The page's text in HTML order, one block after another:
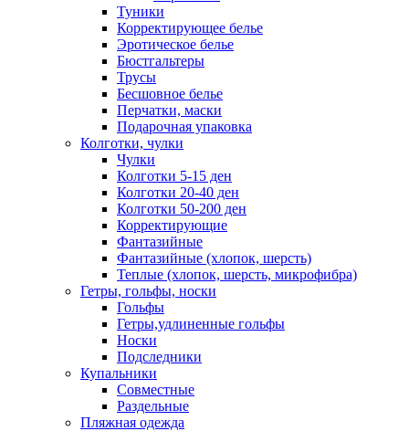
Туники
Корректирующее белье
Эротическое белье
Бюстгальтеры
Трусы
Бесшовное белье
Перчатки, маски
Подарочная упаковка
Колготки, чулки
Чулки
Колготки 5-15 ден
Колготки 20-40 ден
Колготки 50-200 ден
Корректирующие
Фантазийные
Фантазийные (хлопок, шерсть)
Теплые (хлопок, шерсть, микрофибра)
Гетры, гольфы, носки
Гольфы
Гетры,удлиненные гольфы
Носки
Подследники
Купальники
Совместные
Раздельные
Пляжная одежда